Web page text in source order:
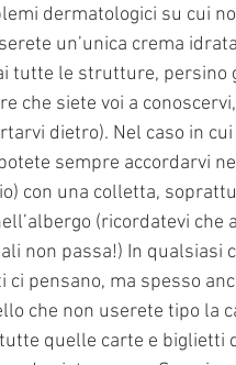
dermatologici su cui
un’unica crema
tutte le strutture,
che siete voi a
dietro). Nel caso in
sempre accordarvi
con una colletta,
(ricordatevi
non passa!) In qualsiasi
ci pensano, ma spesso
che non userete tipo la
quelle carte e biglietti